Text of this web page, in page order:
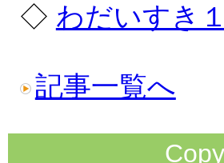
◇ わだいすき
記事一覧へ